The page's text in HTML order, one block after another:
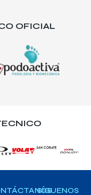
OFICIAL
SÍGUENOS